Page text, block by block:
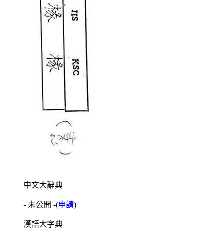
中文大辭典
- 未公開 -(申請)
漢語大字典